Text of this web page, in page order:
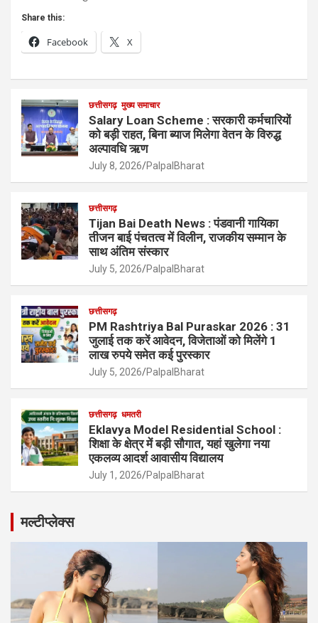
Share this:
Facebook X
छत्तीसगढ़ मुख्य समाचार
Salary Loan Scheme : सरकारी कर्मचारियों
को बड़ी राहत, बिना ब्याज मिलेगा वेतन के विरुद्ध
अल्पावधि ऋण
July 8, 2026 PalpalBharat
छत्तीसगढ़
Tijan Bai Death News : पंडवानी गायिका
तीजन बाई पंचतत्व में विलीन, राजकीय सम्मान के
साथ अंतिम संस्कार
July 5, 2026 PalpalBharat
छत्तीसगढ़
PM Rashtriya Bal Puraskar 2026 : 31
जुलाई तक करें आवेदन, विजेताओं को मिलेंगे 1
लाख रुपये समेत कई पुरस्कार
July 5, 2026 PalpalBharat
छत्तीसगढ़ धमतरी
Eklavya Model Residential School :
शिक्षा के क्षेत्र में बड़ी सौगात, यहां खुलेगा नया
एकलव्य आदर्श आवासीय विद्यालय
July 1, 2026 PalpalBharat
मल्टीप्लेक्स